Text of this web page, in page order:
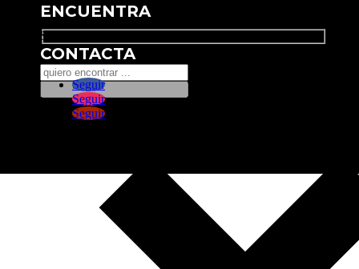
ENCUENTRA
Search
CONTACTA
Seguir
Seguir
Seguir